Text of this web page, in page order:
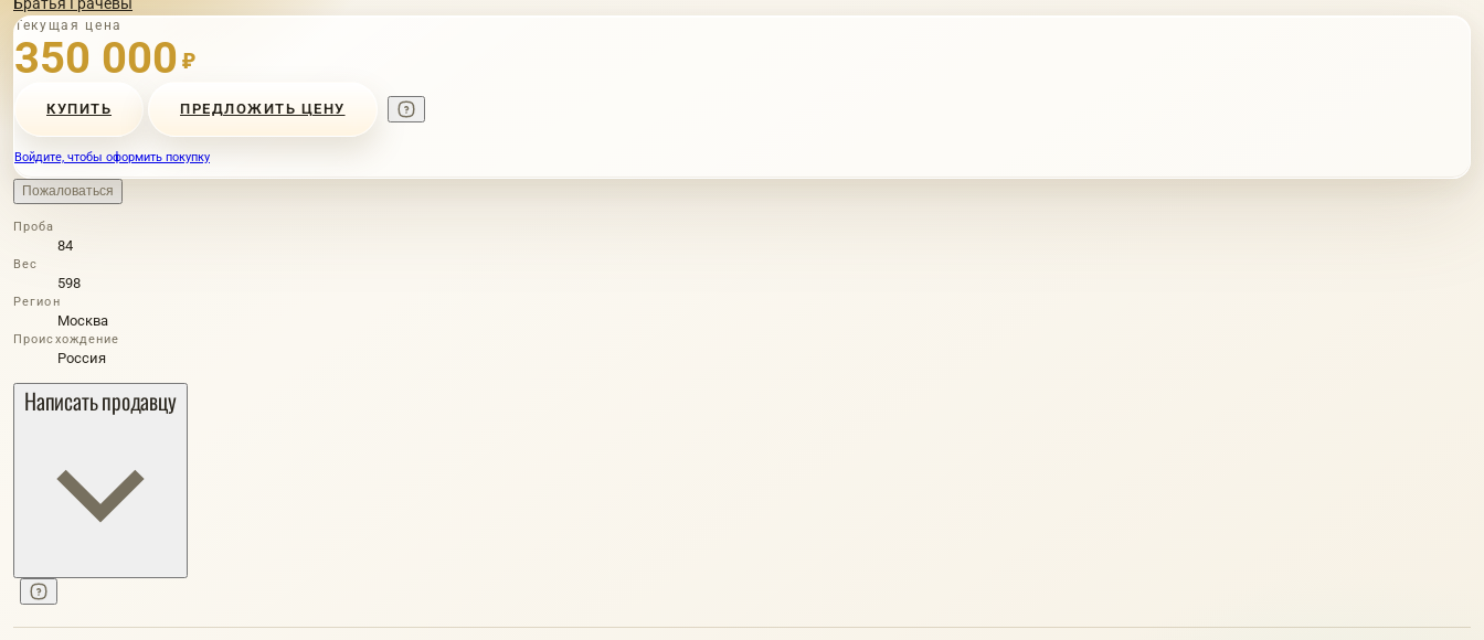
Текущая цена
350 000 ₽
КУПИТЬ ПРЕДЛОЖИТЬ ЦЕНУ
Войдите, чтобы оформить покупку
Пожаловаться
Проба
84
Вес
598
Регион
Москва
Происхождение
Россия
Написать продавцу